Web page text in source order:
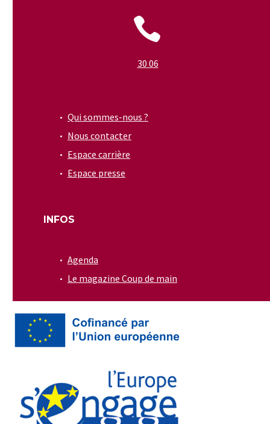


30 06
Qui sommes-nous ?
Nous contacter
Espace carrière
Espace presse
INFOS
Agenda
Le magazine Coup de main